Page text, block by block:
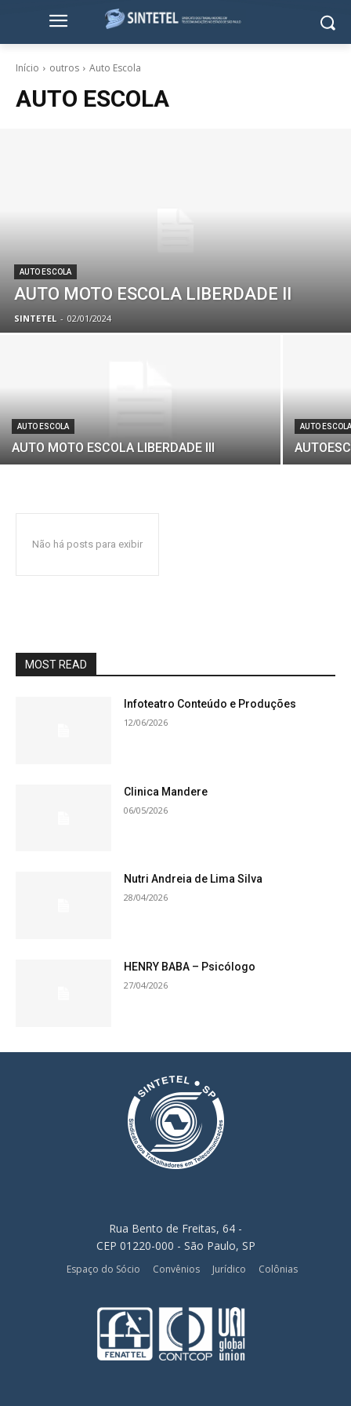
Início outros Auto Escola
AUTO ESCOLA
AUTO ESCOLA
AUTO MOTO ESCOLA LIBERDADE II
SINTETEL - 02/01/2024
AUTO ESCOLA
AUTO MOTO ESCOLA LIBERDADE III
AUTO
Não há posts para exibir
MOST READ
Infoteatro Conteúdo e Produções
12/06/2026
Clinica Mandere
06/05/2026
Nutri Andreia de Lima Silva
28/04/2026
HENRY BABA – Psicólogo
27/04/2026
Rua Bento de Freitas, 64 -
CEP 01220-000 - São Paulo, SP
Espaço do Sócio Convênios Jurídico Colônias